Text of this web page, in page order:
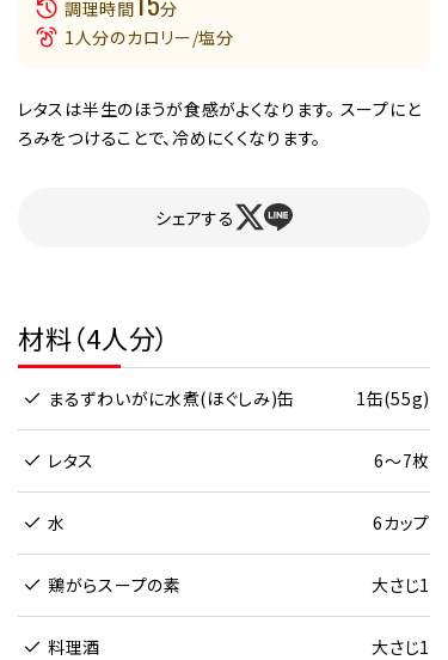
調理時間
分
1人分のカロリー/塩分
レタスは半生のほうが食感がよくなります。 スープにと
ろみをつけることで、冷めにくくなります。
シェアする
材料（4人分）
まるずわいがに水煮(ほぐしみ)缶 1缶(55g)
レタス 6～7枚
水 6カップ
鶏がらスープの素 大さじ1
料理酒 大さじ1